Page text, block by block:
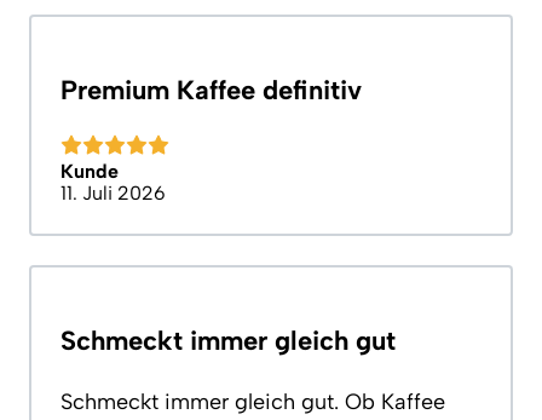
Premium Kaffee definitiv
Kunde
11. Juli 2026
Schmeckt immer gleich gut
Schmeckt immer gleich gut. Ob Kaffee